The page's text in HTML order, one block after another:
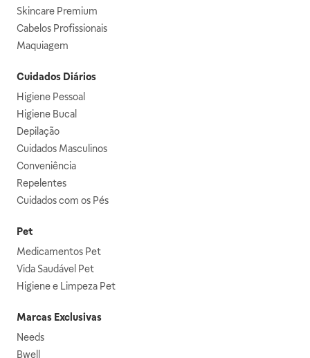
Skincare Premium
Cabelos Profissionais
Maquiagem
Cuidados Diários
Higiene Pessoal
Higiene Bucal
Depilação
Cuidados Masculinos
Conveniência
Repelentes
Cuidados com os Pés
Pet
Medicamentos Pet
Vida Saudável Pet
Higiene e Limpeza Pet
Marcas Exclusivas
Needs
Bwell